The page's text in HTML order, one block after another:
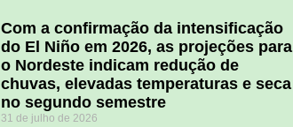
Com a confirmação da intensificação
do El Niño em 2026, as projeções para
o Nordeste indicam redução de
chuvas, elevadas temperaturas e seca
no segundo semestre
31 de julho de 2026